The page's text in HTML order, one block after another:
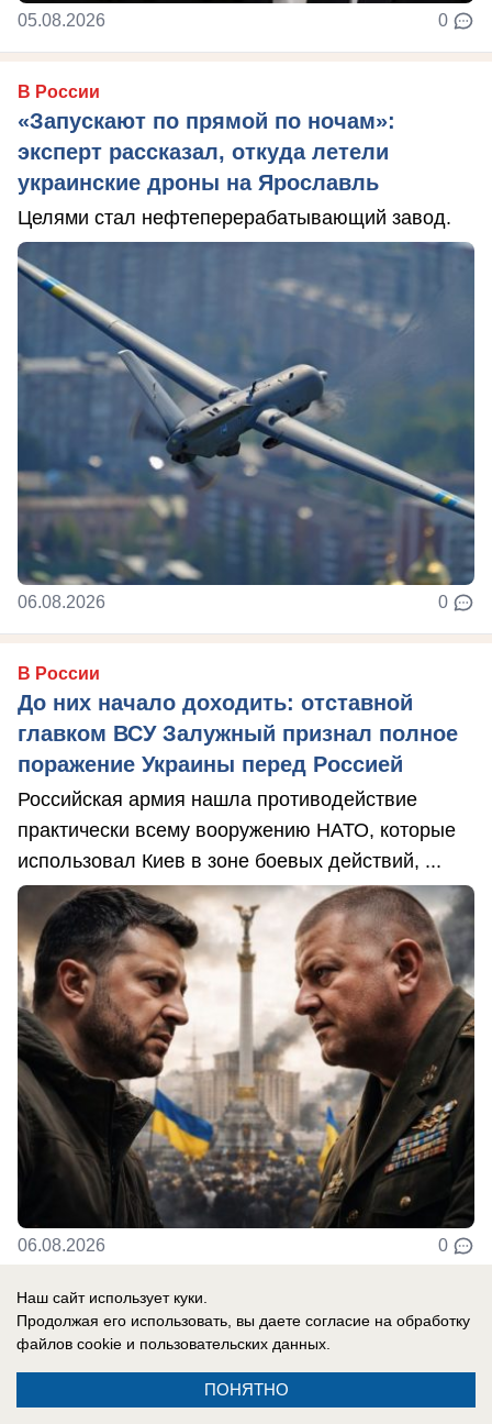
05.08.2026 0
В России
«Запускают по прямой по ночам»:
эксперт рассказал, откуда летели
украинские дроны на Ярославль
Целями стал нефтеперерабатывающий завод.
06.08.2026 0
В России
До них начало доходить: отставной
главком ВСУ Залужный признал полное
поражение Украины перед Россией
Российская армия нашла противодействие
практически всему вооружению НАТО, которые
использовал Киев в зоне боевых действий, ...
06.08.2026 0
В России
«Важно похоронить его»: спасет ли
бункер Зеленского украинскую
«верхушку» — кого надо уничтожить
Наш сайт использует куки.
Продолжая его использовать, вы даете согласие на обработку
файлов cookie и пользовательских данных.
ПОНЯТНО